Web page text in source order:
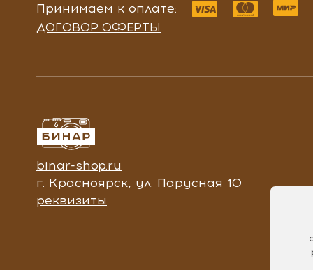
Принимаем к оплате:
ДОГОВОР ОФЕРТЫ
binar-shop.ru
г. Красноярск, ул. Парусная 10
реквизиты